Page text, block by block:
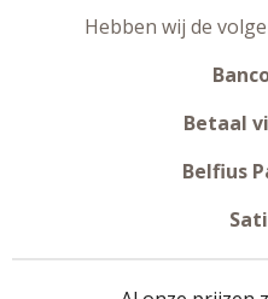
Hebben wij de
Betaal
Belfius